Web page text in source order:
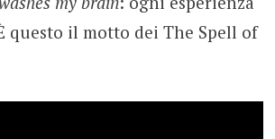
questo il motto dei The Spell of